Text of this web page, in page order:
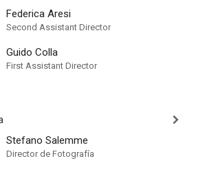
Federica Aresi
Second Assistant Director
Guido Colla
First Assistant Director
Stefano Salemme
Director de Fotografía